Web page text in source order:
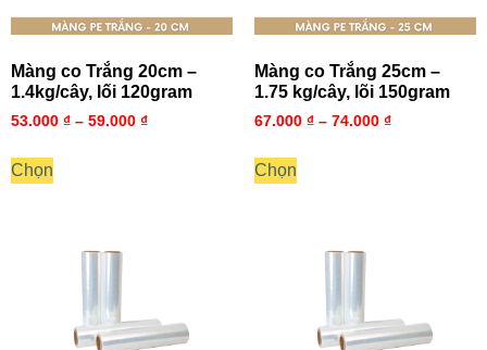
Màng co Trắng 20cm –
1.4kg/cây, lối 120gram
53.000 ₫ – 59.000 ₫
Chọn
Màng co Trắng 25cm –
1.75 kg/cây, lõi 150gram
67.000 ₫ – 74.000 ₫
Chọn